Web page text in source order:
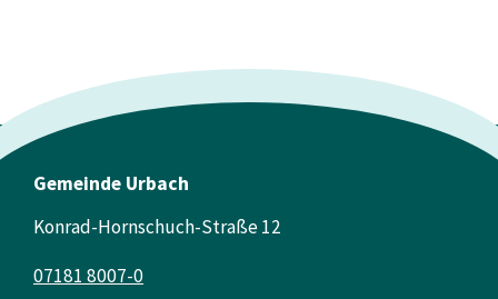
Gemeinde Urbach
Konrad-Hornschuch-Straße 12
07181 8007-0